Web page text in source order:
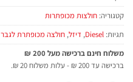
קטגוריה: חולצות מכופתרות
תגיות: Diesel
, דיזל, חולצה מכופתרת לגבר
משלוח חינם ברכישה מעל 200 ₪
ברכישה עד 200 ₪ - עלות משלוח 20 ₪.